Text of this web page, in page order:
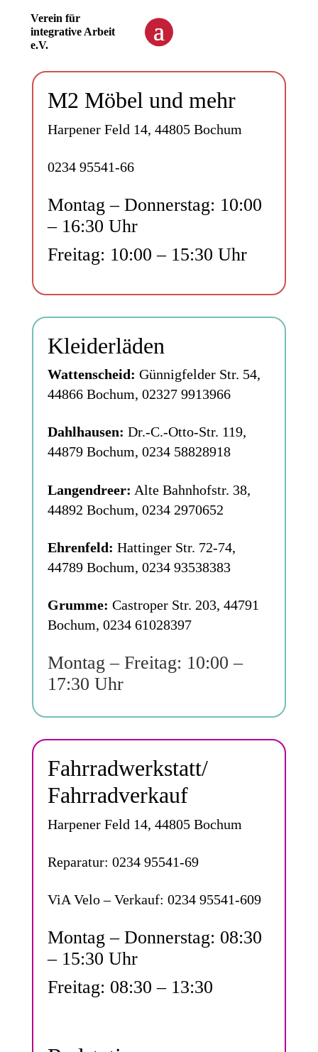
Verein für
integrative Arbeit
e.V.
M2 Möbel und mehr
Harpener Feld 14, 44805 Bochum
0234 95541-66
Montag – Donnerstag: 10:00
– 16:30 Uhr
Freitag: 10:00 – 15:30 Uhr
Kleiderläden
Wattenscheid: Günnigfelder Str. 54,
44866 Bochum, 02327 9913966
Dahlhausen: Dr.-C.-Otto-Str. 119,
44879 Bochum, 0234 58828918
Langendreer: Alte Bahnhofstr. 38,
44892 Bochum, 0234 2970652
Ehrenfeld: Hattinger Str. 72-74,
44789 Bochum, 0234 93538383
Grumme: Castroper Str. 203, 44791
Bochum, 0234 61028397
Montag – Freitag: 10:00 –
17:30 Uhr
Fahrradwerkstatt/
Fahrradverkauf
Harpener Feld 14, 44805 Bochum
Reparatur: 0234 95541-69
ViA Velo – Verkauf: 0234 95541-609
Montag – Donnerstag: 08:30
– 15:30 Uhr
Freitag: 08:30 – 13:30